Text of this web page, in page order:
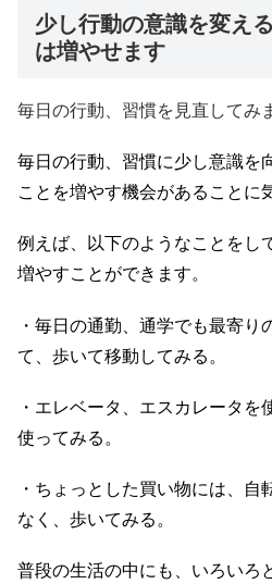
少し行動の意識を変え
は増やせます
毎日の行動、習慣を見直してみ
毎日の行動、習慣に少し意識を
ことを増やす機会があることに
例えば、以下のようなことをし
増やすことができます。
・毎日の通勤、通学でも最寄り
て、歩いて移動してみる。
・エレベータ、エスカレータを
使ってみる。
・ちょっとした買い物には、自
なく、歩いてみる。
普段の生活の中にも、いろいろ